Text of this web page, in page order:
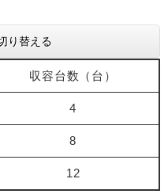
り替える
収容台数（台）
4
8
12